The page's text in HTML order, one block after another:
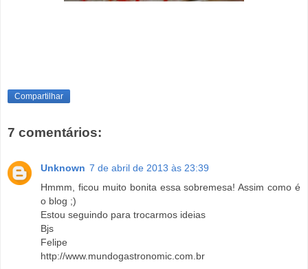
Compartilhar
7 comentários:
Unknown 7 de abril de 2013 às 23:39
Hmmm, ficou muito bonita essa sobremesa! Assim como é
o blog ;)
Estou seguindo para trocarmos ideias
Bjs
Felipe
http://www.mundogastronomic.com.br